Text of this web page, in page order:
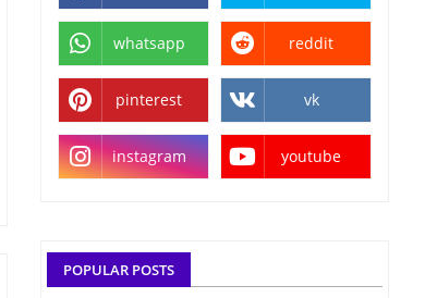
whatsapp reddit
pinterest vk
instagram youtube
POPULAR POSTS